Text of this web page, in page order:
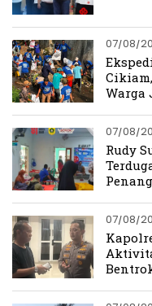
07/08/
Warga
07/08/
Rudy
07/08/